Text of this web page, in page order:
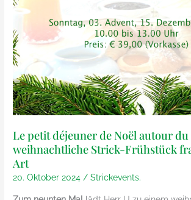
Le petit déjeuner de Noël autour
weihnachtliche Strick-Frühstück
Art
20. Oktober 2024/Strickevents.